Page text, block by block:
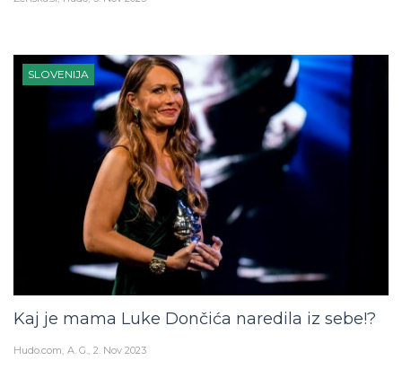
SLOVENIJA
Kaj je mama Luke Dončića naredila iz sebe!?
Hudo.com A. G. 2. Nov 2023